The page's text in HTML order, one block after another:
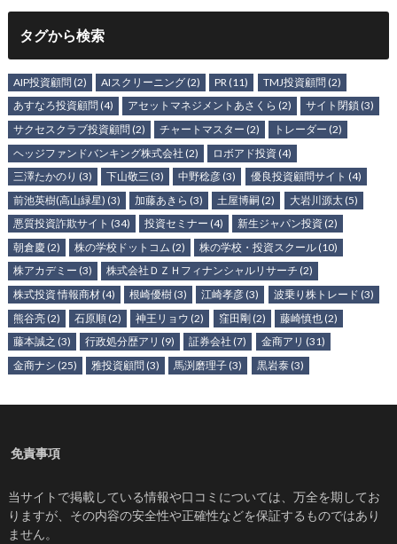
タグから検索
AIP投資顧問 (2) AIスクリーニング (2) PR (11) TMJ投資顧問 (2)
あすなろ投資顧問 (4) アセットマネジメントあさくら (2) サイト閉鎖 (3)
サクセスクラブ投資顧問 (2) チャートマスター (2) トレーダー (2)
ヘッジファンドバンキング株式会社 (2) ロボアド投資 (4)
三澤たかのり (3) 下山敬三 (3) 中野稔彦 (3) 優良投資顧問サイト (4)
前池英樹(高山緑星) (3) 加藤あきら (3) 土屋博嗣 (2) 大岩川源太(5)
悪質投資詐欺サイト (34) 投資セミナー (4) 新生ジャパン投資 (2)
朝倉慶 (2) 株の学校ドットコム (2) 株の学校・投資スクール (10)
株アカデミー (3) 株式会社ＤＺＨフィナンシャルリサーチ (2)
株式投資 情報商材(4) 根崎優樹 (3) 江崎孝彦 (3) 波乗り株トレード (3)
熊谷亮(2) 石原順 (2) 神王リョウ (2) 窪田剛(2) 藤崎慎也(2)
藤本誠之 (3) 行政処分歴アリ (9) 証券会社 (7) 金商アリ (31)
金商ナシ (25) 雅投資顧問 (3) 馬渕磨理子 (3) 黒岩泰(3)
免責事項
当サイトで掲載している情報や口コミについては、万全を期してお
りますが、その内容の安全性や正確性などを保証するものではあり
ません。